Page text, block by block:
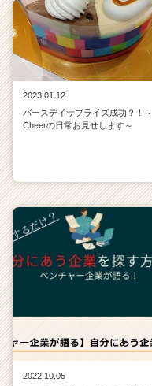
2023.01.12
バースデイサプライズ成功？！～
Cheerの日常お見せします～
2022.10.05